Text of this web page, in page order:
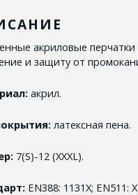
акриловые
и защиту от
акрил.
латексная пена.
7(S)-12 (XXXL).
EN388: 1131X; EN511: